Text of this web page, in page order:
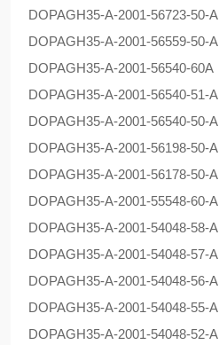
DOPAGH35-A-2001-56723-50-A
DOPAGH35-A-2001-56559-50-A
DOPAGH35-A-2001-56540-60A
DOPAGH35-A-2001-56540-51-A
DOPAGH35-A-2001-56540-50-A
DOPAGH35-A-2001-56198-50-A
DOPAGH35-A-2001-56178-50-A
DOPAGH35-A-2001-55548-60-A
DOPAGH35-A-2001-54048-58-A
DOPAGH35-A-2001-54048-57-A
DOPAGH35-A-2001-54048-56-A
DOPAGH35-A-2001-54048-55-A
DOPAGH35-A-2001-54048-52-A